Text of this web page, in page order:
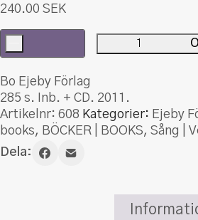
240.00 SEK
Sjungande
Vissång
som
estradkonst
1900-
Bo Ejeby Förlag
285 s. Inb. + CD. 2011.
Artikelnr: 608 Kategorier: Ejeby
books, BÖCKER | BOOKS, Sång |
Dela: